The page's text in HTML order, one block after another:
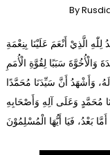
By
الَّذِيْ أَنْعَمَ عَلَيْنَا بِنِعْمَةِ
وَالْأُخُوَّةَ سَبَبًا لِقُوَّةِ الْأُمَمِ
لَهُ، وَأَشْهَدُ أَنَّ سَيِّدَنَا مُحَمَّدًا
مُحَمَّدٍ وَعَلَى آلِهِ وَأَصْحَابِهِ